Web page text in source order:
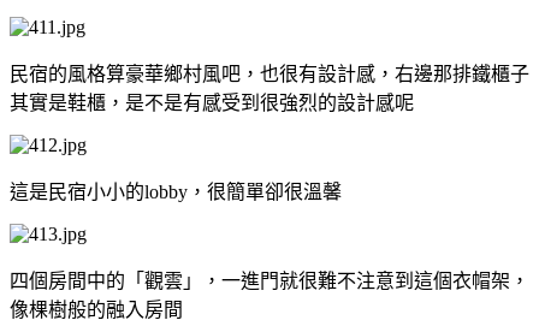
民宿的風格算豪華鄉村風吧，也很有設計感，右邊那排鐵櫃子
其實是鞋櫃，是不是有感受到很強烈的設計感呢
這是民宿小小的lobby，很簡單卻很溫馨
四個房間中的「觀雲」，一進門就很難不注意到這個衣帽架，
像棵樹般的融入房間